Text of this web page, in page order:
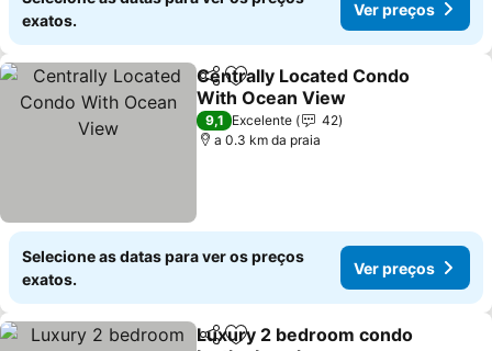
exatos.
Ver preços
PartilharAdicionar aos favoritos
Centrally Located Condo
With Ocean View
Ver preços
9,1 Excelente
42
a 0.3 km da praia
Selecione as datas para ver os preços
exatos.
Ver preços
PartilharAdicionar aos favoritos
Luxury 2 bedroom condo